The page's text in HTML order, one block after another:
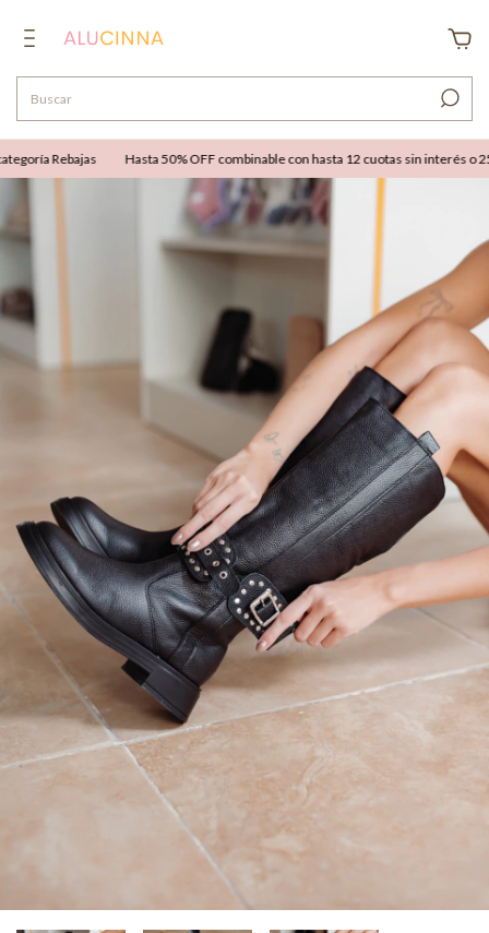
Rebajas Hasta 50% OFF combinable con hasta 12 cuotas sin interés o